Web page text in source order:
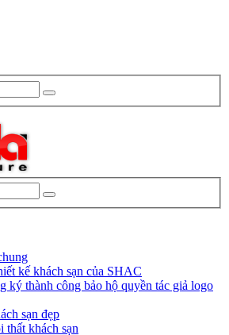
kế khách sạn của SHAC
ký thành công bảo hộ quyền tác giả logo
sạn đẹp
thất khách sạn